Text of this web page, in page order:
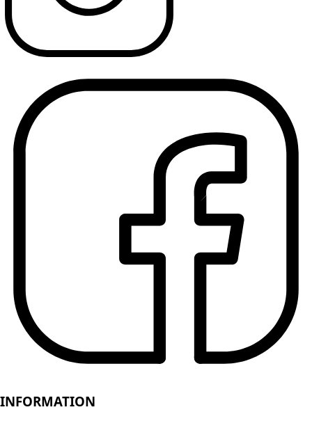
INFORMATION